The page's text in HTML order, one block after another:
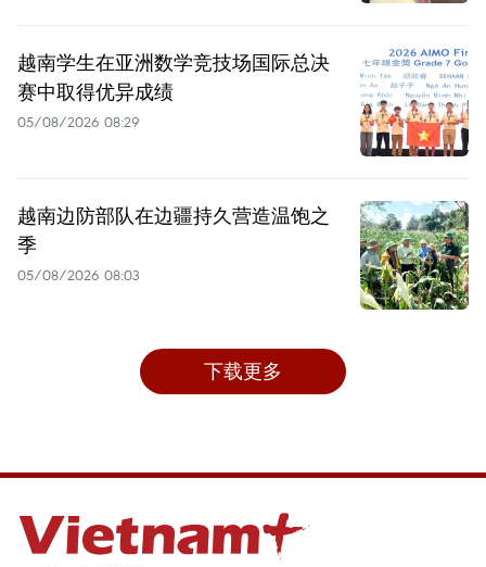
越南学生在亚洲数学竞技场国际总决
赛中取得优异成绩
05/08/2026 08:29
越南边防部队在边疆持久营造温饱之
季
05/08/2026 08:03
下载更多